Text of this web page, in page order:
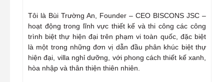
Tôi là Bùi Trường An, Founder – CEO BISCONS JSC –
hoạt động trong lĩnh vực thiết kế và thi công các công
trình biệt thự hiện đại trên phạm vi toàn quốc, đặc biệt
là một trong những đơn vị dẫn đầu phân khúc biệt thự
hiện đại, villa nghỉ dưỡng, với phong cách thiết kế xanh,
hòa nhập và thân thiện thiên nhiên.